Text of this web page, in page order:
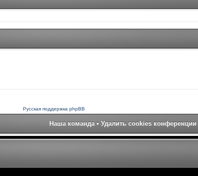
Русская поддержка phpBB
Наша команда• Удалить cookies конференции